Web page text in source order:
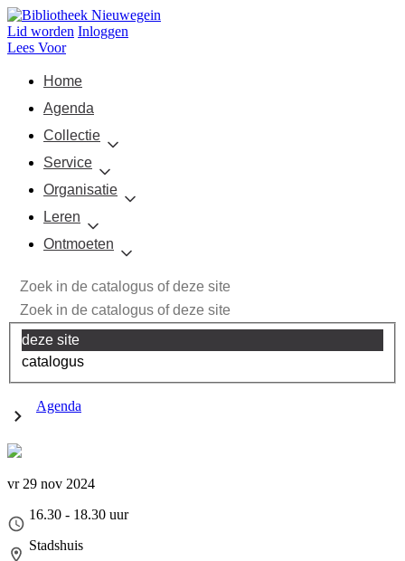
Lid worden Inloggen
Lees Voor
Home
Agenda
Collectie
Service
Organisatie
Leren
Ontmoeten
deze site
catalogus
Agenda
vr 29 nov 2024
16.30 - 18.30 uur
Stadshuis